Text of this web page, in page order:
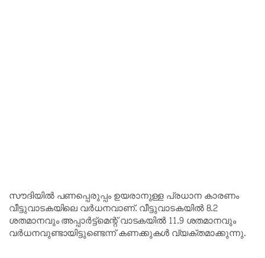
സൗദിയിൽ പണപ്പെരുപ്പം ഉയരാനുള്ള പ്രധാന കാരണം
വീട്ടുവാടകയിലെ വർധനവാണ്. വീട്ടുവാടകയിൽ 8.2
ശതമാനവും അപ്പാർട്ട്‌മെന്റ് വാടകയിൽ 11.9 ശതമാനവും
വർധനവുണ്ടായിട്ടുണ്ടെന്ന് കണക്കുകൾ വ്യക്തമാക്കുന്നു.